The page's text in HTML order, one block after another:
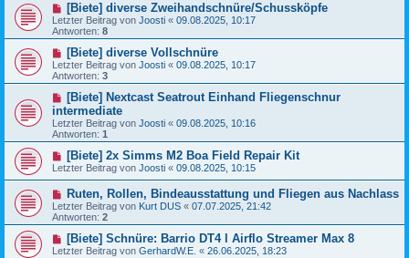
[Biete] diverse Zweihandschnüre/Schussköpfe
Letzter Beitrag von Joosti « 09.08.2025, 10:17
Antworten: 8
[Biete] diverse Vollschnüre
Letzter Beitrag von Joosti « 09.08.2025, 10:17
Antworten: 3
[Biete] Nextcast Seatrout Einhand Fliegenschnur
intermediate
Letzter Beitrag von Joosti « 09.08.2025, 10:16
Antworten: 1
[Biete] 2x Simms M2 Boa Field Repair Kit
Letzter Beitrag von Joosti « 09.08.2025, 10:15
Ruten, Rollen, Bindeausstattung und Fliegen aus Nachlass
Letzter Beitrag von Kurt DUS « 07.07.2025, 21:42
Antworten: 2
[Biete] Schnüre: Barrio DT4 l Airflo Streamer Max 8
Letzter Beitrag von GerhardW.E. « 26.06.2025, 18:23